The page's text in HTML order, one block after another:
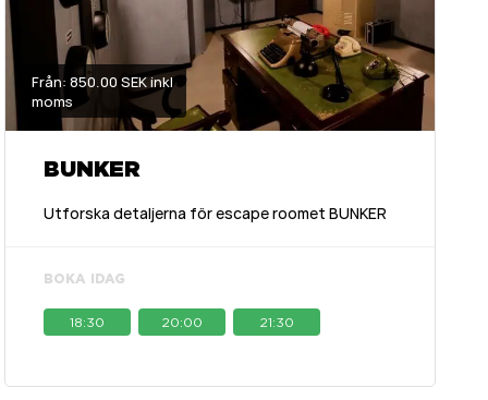
Från: 850.00 SEK inkl
moms
BUNKER
Utforska detaljerna för escape roomet BUNKER
BOKA IDAG
18:30 20:00 21:30